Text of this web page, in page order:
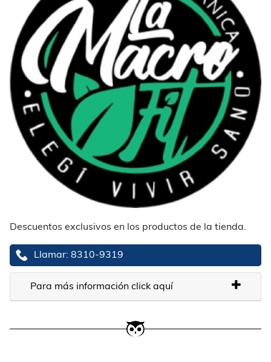
Descuentos exclusivos en los productos de la tienda.
Llamar: 8310-9319
Para más información click aquí